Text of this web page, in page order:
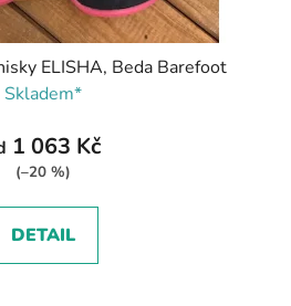
ELISHA, Beda Barefoot
Skladem*
1 063 Kč
(–20 %)
DETAIL